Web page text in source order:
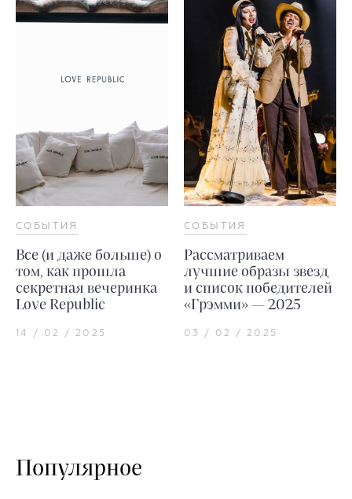
СОБЫТИЯ
Все (и даже больше) о
том, как прошла
секретная вечеринка
Love Republic
14 / 02 / 2025
СОБЫТИЯ
Рассматриваем
лучшие образы звезд
и список победителей
«Грэмми» — 2025
03 / 02 / 2025
Популярное